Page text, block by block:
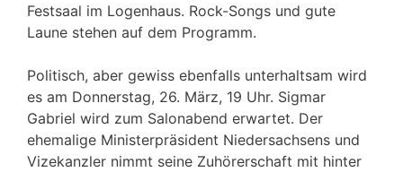
Festsaal im Logenhaus. Rock-Songs und gute
Laune stehen auf dem Programm.
Politisch, aber gewiss ebenfalls unterhaltsam wird
es am Donnerstag, 26. März, 19 Uhr. Sigmar
Gabriel wird zum Salonabend erwartet. Der
ehemalige Ministerpräsident Niedersachsens und
Vizekanzler nimmt seine Zuhörerschaft mit hinter